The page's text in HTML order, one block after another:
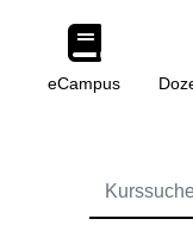
eCampus